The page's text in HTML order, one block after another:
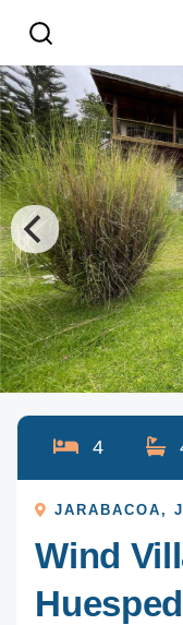
4
JARABACOA ,
Wind